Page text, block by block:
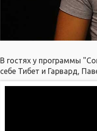
В гостях у программы
себе Тибет и Гарвард,